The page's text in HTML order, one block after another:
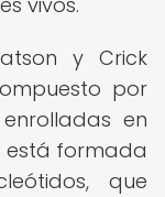
y Crick
por
en
está formada
que